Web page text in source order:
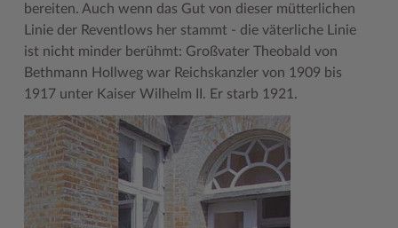
bereiten. Auch wenn das Gut von dieser mütterlichen
Linie der Reventlows her stammt - die väterliche Linie
ist nicht minder berühmt: Großvater Theobald von
Bethmann Hollweg war Reichskanzler von 1909 bis
1917 unter Kaiser Wilhelm II. Er starb 1921.